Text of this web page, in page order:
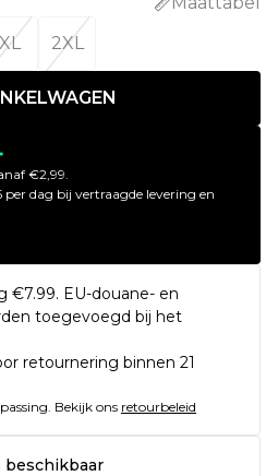
XL 2XL
€2,99.
dag bij vertraagde levering en
€7.99. EU-douane- en
toegevoegd bij het
retournering binnen 21
Bekijk ons retourbeleid
beschikbaar